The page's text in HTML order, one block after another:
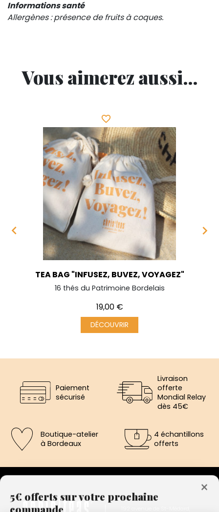
Informations santé
Allergènes : présence de fruits à coques.
Vous aimerez aussi...

favorite_border
TEA BAG "INFUSEZ, BUVEZ, VOYAGEZ"
16 thés du Patrimoine Bordelais
Prix
19,00 €
DÉCOUVRIR

Paiement
sécurisé
Livraison
offerte
Mondial Relay
dès 45€
Boutique-atelier
à Bordeaux
4 échantillons
offerts
×
5€ offerts sur votre prochaine
commande